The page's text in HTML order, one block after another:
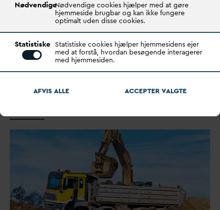
Alternativet vil gøre grund vandsparker til
rygraden i drikkevandspolitikken
Partiet vil fra 2027 forbyde sprøjtning i OSD og
kommende grundvandsparker, udfase alle sprøjtegifte i
2035 og nå 100 pct. økologi i 2040. Kommunerne
NødvendigeNødvendige cookies hjælper med at gøre
hjemmeside brugbar og kan ikke fungere
optimalt uden disse cookies.
Statistiske Statistiske cookies hjælper hjemmesidens ejer
med at forstå, hvordan besøgende interagerer
med hjemmesiden.
AFVIS ALLE ACCEPTERVALGTE